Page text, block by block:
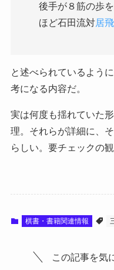
後手が８筋の歩
ほど石田流対居
と述べられているよう
考になる内容だ。
実は何度も揺れていた
理。それらが詳細に、
らしい。要チェックの
棋書・書籍関連情報
この記事を気